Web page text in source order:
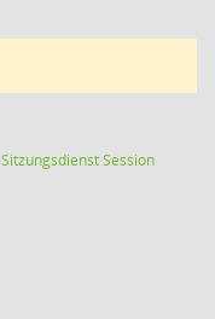
SitzungsdienstSession(Wird in